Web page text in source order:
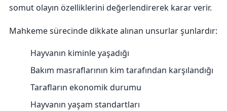
somut olayın özelliklerini değerlendirerek karar verir.
Mahkeme sürecinde dikkate alınan unsurlar şunlardır:
Hayvanın kiminle yaşadığı
Bakım masraflarının kim tarafından karşılandığı
Tarafların ekonomik durumu
Hayvanın yaşam standartları